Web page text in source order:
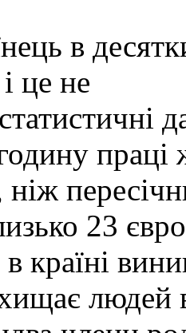
в
це не
праці
23
країні
людей